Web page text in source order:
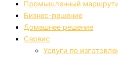
Промышленный
Бизнес-решение
Домашнее решение
Сервис
Услуги по